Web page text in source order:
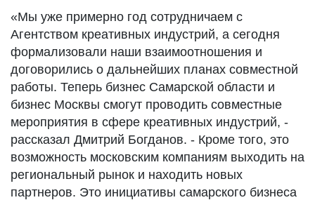
«Мы уже примерно год сотрудничаем с
Агентством креативных индустрий, а сегодня
формализовали наши взаимоотношения и
договорились о дальнейших планах совместной
работы. Теперь бизнес Самарской области и
бизнес Москвы смогут проводить совместные
мероприятия в сфере креативных индустрий, -
рассказал Дмитрий Богданов. - Кроме того, это
возможность московским компаниям выходить на
региональный рынок и находить новых
партнеров. Это инициативы самарского бизнеса